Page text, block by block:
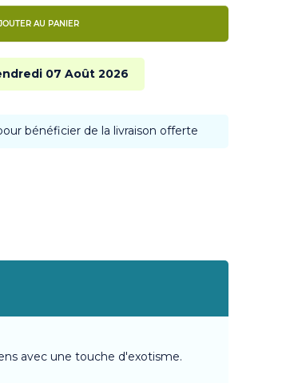
AU PANIER
07 Août 2026
bénéficier de la livraison offerte
avec une touche d'exotisme.